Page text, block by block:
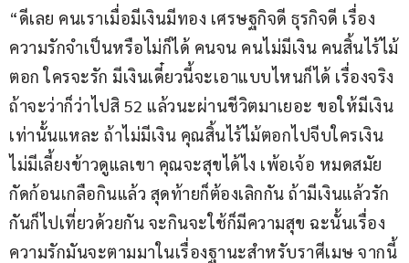
“ดีเลย คนเราเมื่อมีเงินมีทอง เศรษฐกิจดี ธุรกิจดี เรื่อง
ความรักจำเป็นหรือไม่ก็ได้ คนจน คนไม่มีเงิน คนสิ้นไร้ไม้
ตอก ใครจะรัก มีเงินเดี๋ยวนี้จะเอาแบบไหนก็ได้ เรื่องจริง
ถ้าจะว่าก็ว่าไปสิ 52 แล้วนะผ่านชีวิตมาเยอะ ขอให้มีเงิน
เท่านั้นแหละ ถ้าไม่มีเงิน คุณสิ้นไร้ไม้ตอกไปจีบใครเงิน
ไม่มีเลี้ยงข้าวดูแลเขา คุณจะสุขได้ไง เพ้อเจ้อ หมดสมัย
กัดก้อนเกลือกินแล้ว สุดท้ายก็ต้องเลิกกัน ถ้ามีเงินแล้วรัก
กันก็ไปเที่ยวด้วยกัน จะกินจะใช้ก็มีความสุข ฉะนั้นเรื่อง
ความรักมันจะตามมาในเรื่องฐานะสำหรับราศีเมษ จากนี้